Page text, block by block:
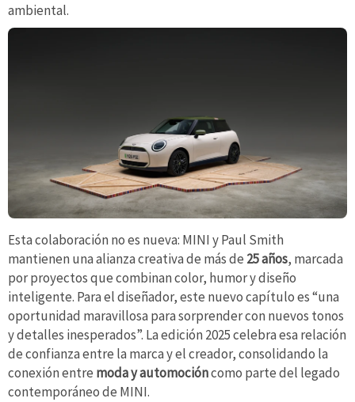
ambiental.
Esta colaboración no es nueva: MINI y Paul Smith
mantienen una alianza creativa de más de 25 años, marcada
por proyectos que combinan color, humor y diseño
inteligente. Para el diseñador, este nuevo capítulo es “una
oportunidad maravillosa para sorprender con nuevos tonos
y detalles inesperados”. La edición 2025 celebra esa relación
de confianza entre la marca y el creador, consolidando la
conexión entre moda y automocióncomo parte del legado
contemporáneo de MINI.